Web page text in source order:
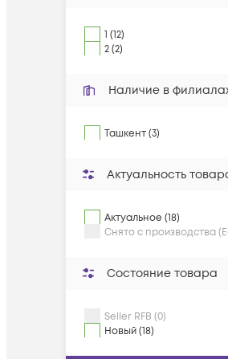
1 (12)
2 (2)
Наличие в
Ташкент (3)
Актуальность
Актуальное (18)
Снято с производства
Состояние товара
Seller RFB (0)
Новый (18)